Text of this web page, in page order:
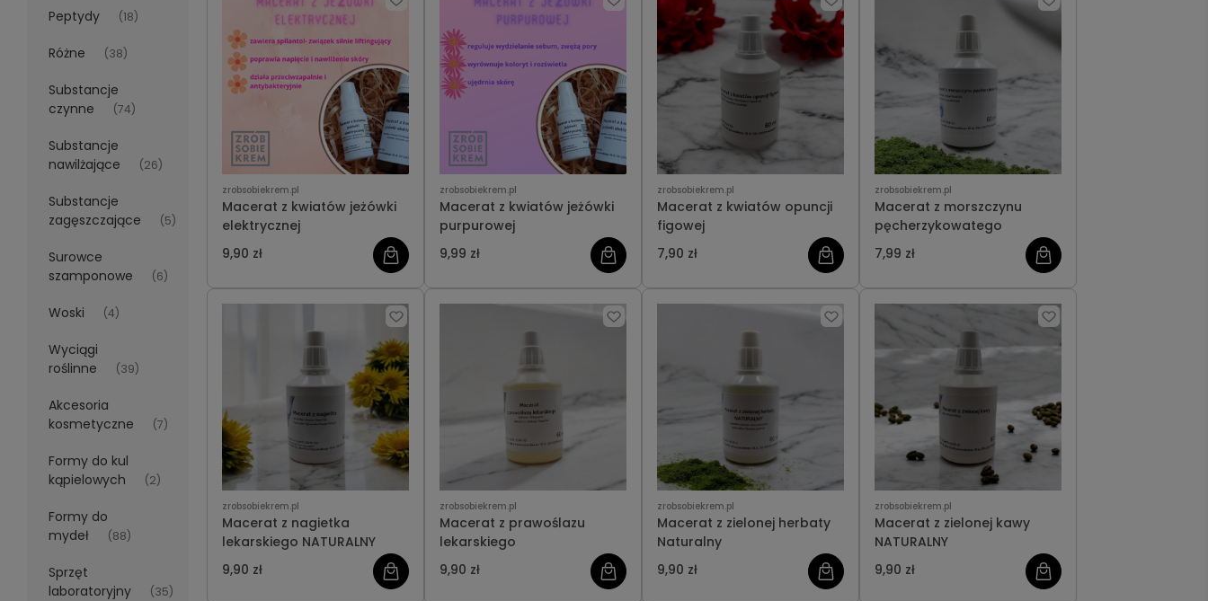
Peptydy (18)
Różne (38)
Substancje
czynne
(74)
Substancje
nawilżające
(26)
Substancje
zagęszczające
(5)
Surowce
szamponowe
(6)
Woski (4)
Wyciągi
roślinne
(39)
Akcesoria
kosmetyczne
(7)
Formy do kul
kąpielowych
(2)
Formy do
mydeł
(88)
Sprzęt
laboratoryjny
(35)
zrobsobiekrem.pl
Macerat z kwiatów jeżówki
elektrycznej
9,90 zł
zrobsobiekrem.pl
Macerat z kwiatów jeżówki
purpurowej
9,99 zł
zrobsobiekrem.pl
Macerat z kwiatów opuncji
figowej
7,90 zł
zrobsobiekrem.pl
Macerat z morszczynu
pęcherzykowatego
7,99 zł
zrobsobiekrem.pl
Macerat z nagietka
lekarskiego NATURALNY
9,90 zł
zrobsobiekrem.pl
Macerat z prawoślazu
lekarskiego
9,90 zł
zrobsobiekrem.pl
Macerat z zielonej herbaty
Naturalny
9,90 zł
zrobsobiekrem.pl
Macerat z zielonej kawy
NATURALNY
9,90 zł